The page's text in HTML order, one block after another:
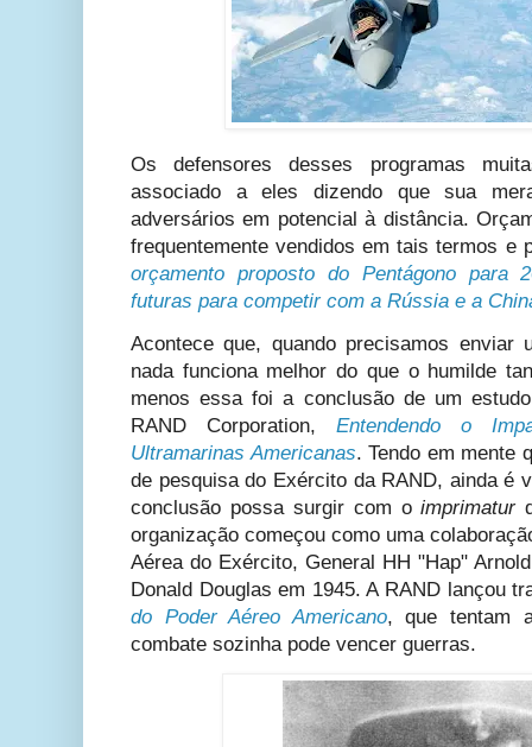
Os defensores desses programas
associado a eles dizendo que sua
adversários em potencial à distância.
frequentemente vendidos em tais termos e
orçamento proposto do Pentágono para
futuras para competir com a Rússia e a
Acontece que, quando precisamos enviar
nada funciona melhor do que o humilde
menos essa foi a conclusão de um
RAND Corporation, Entendendo o
Ultramarinas Americanas. Tendo em mente
de pesquisa do Exército da RAND, ainda é
conclusão possa surgir com oimprimatur
organização começou como uma
Aérea do Exército, General HH "Hap"
Donald Douglas em 1945. A RAND lançou
do Poder Aéreo Americano, que tentam
combate sozinha pode vencer guerras.